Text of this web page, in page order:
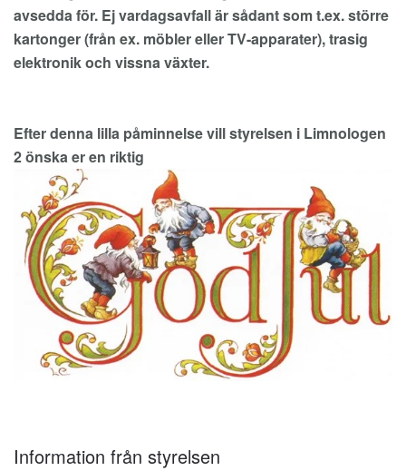
avsedda för. Ej vardagsavfall är sådant som t.ex. större
kartonger (från ex. möbler eller TV-apparater), trasig
elektronik och vissna växter.
Efter denna lilla påminnelse vill styrelsen i Limnologen
2 önska er en riktig
Information från styrelsen